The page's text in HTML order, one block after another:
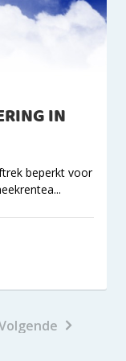
IN
beperkt voor